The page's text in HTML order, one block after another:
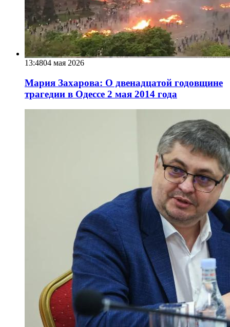
13:4804 мая 2026
Мария Захарова: О двенадцатой годовщине
трагедии в Одессе 2 мая 2014 года